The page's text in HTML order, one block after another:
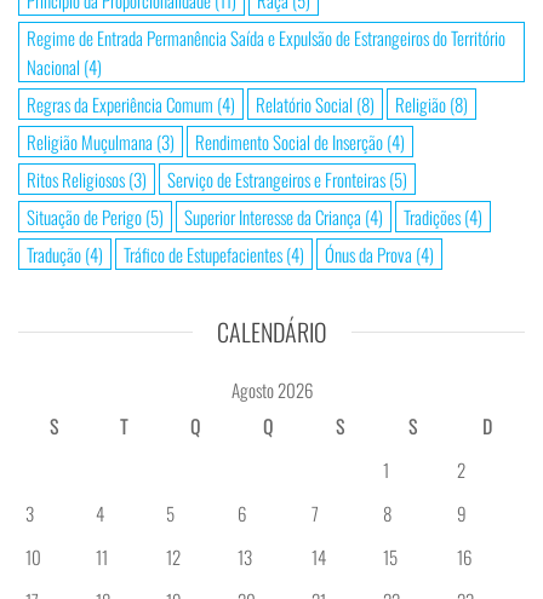
Regime de Entrada Permanência Saída e Expulsão de Estrangeiros do Território
Nacional (4)
Regras da Experiência Comum (4) Relatório Social (8) Religião(8)
Religião Muçulmana (3) Rendimento Social de Inserção(4)
Ritos Religiosos(3) Serviço de Estrangeiros e Fronteiras(5)
Situação de Perigo(5) Superior Interesse da Criança (4) Tradições(4)
Tradução(4) Tráfico de Estupefacientes(4) Ónus da Prova (4)
CALENDÁRIO
Agosto 2026
S
T Q Q S S
D
1
2
3
4 5 6 7 8
9
10
11 12 13 14 15
16